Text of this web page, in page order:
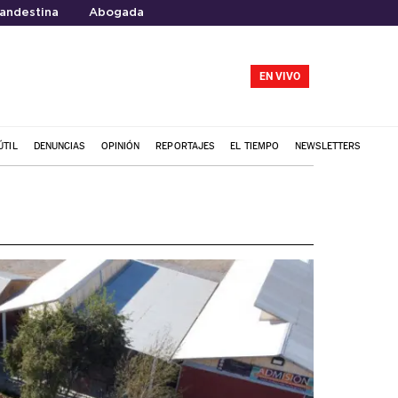
Abogada
EN VIVO
DENUNCIAS OPINIÓN REPORTAJES EL TIEMPO NEWSLETTERS